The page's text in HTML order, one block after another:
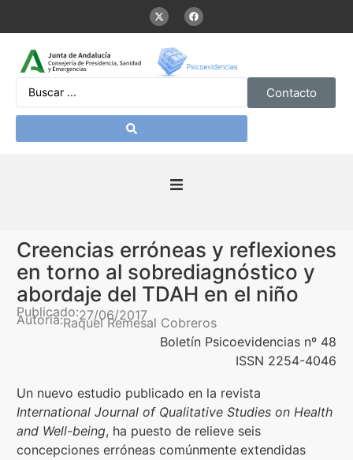
Contacto
Presentación
De interés
Contenidos Psicoevidencias
Formación
Boletín
Creencias erróneas y reflexiones
en torno al sobrediagnóstico y
abordaje del TDAH en el niño
Publicado:27/06/2017
Autoría:Raquel Remesal Cobreros
Boletín Psicoevidencias nº 48
ISSN 2254-4046
Un nuevo estudio publicado en la revista
International Journal of Qualitative Studies on Health
and Well-being, ha puesto de relieve seis
concepciones erróneas comúnmente extendidas